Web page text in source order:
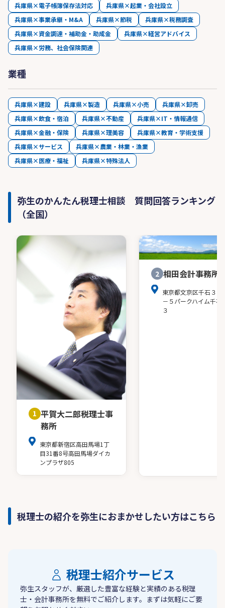
兵庫県×電子帳簿保存法対応
兵庫県×起業・会社設立
兵庫県×事業承継・M&A
兵庫県×節税
兵庫県×税務調査
兵庫県×資金調達・補助金・助成金
兵庫県×経営アドバイス
兵庫県×労務、社会保険関連
業種
兵庫県×建設 兵庫県×製造 兵庫県×小売
兵庫県×卸売
兵庫県×飲食・宿泊
兵庫県×不動産
兵庫県×IT・情報通信
兵庫県×金融・保険
兵庫県×理美容
兵庫県×教育・学術支援
兵庫県×サービス
兵庫県×農業・林業・漁業
兵庫県×医療・福祉
兵庫県×特殊法人
弥生のかんたん税理士相談 質問回答ランキング
（全国）
1 平賀大二郎税理士事
務所
東京都新宿区高田馬場1丁
目31番8号高田馬場ダイカ
ンプラザ805
2 相田会計事務所
東京都文京区千石３－
－５パークハイム千石
３
税理士の紹介を弥生におまかせしたい方はこちら
税理士紹介サービス
弥生スタッフが、厳選した豊富な経験と実績のある税理
士・会計事務所を無料でご紹介します。まずは気軽にご要